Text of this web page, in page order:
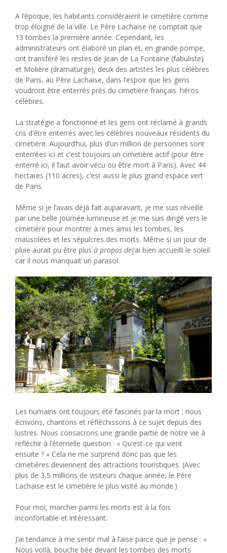
A l’époque, les habitants considéraient le cimetière comme
trop éloigné de la ville. Le Père Lachaise ne comptait que
13 tombes la première année. Cependant, les
administrateurs ont élaboré un plan et, en grande pompe,
ont transféré les restes de Jean de La Fontaine (fabuliste)
et Molière (dramaturge), deux des artistes les plus célèbres
de Paris, au Père Lachaise, dans l’espoir que les gens
voudront être enterrés près du cimetière français. héros
célèbres.
La stratégie a fonctionné et les gens ont réclamé à grands
cris d’être enterrés avec les célèbres nouveaux résidents du
cimetière. Aujourd’hui, plus d’un million de personnes sont
enterrées ici et c’est toujours un cimetière actif (pour être
enterré ici, il faut avoir vécu ou être mort à Paris). Avec 44
hectares (110 acres), c’est aussi le plus grand espace vert
de Paris.
Même si je l’avais déjà fait auparavant, je me suis réveillé
par une belle journée lumineuse et je me suis dirigé vers le
cimetière pour montrer à mes amis les tombes, les
mausolées et les sépulcres des morts. Même si un jour de
pluie aurait pu être plus à propos dej’ai bien accueilli le soleil
car il nous manquait un parasol.
Les humains ont toujours été fascinés par la mort ; nous
écrivons, chantons et réfléchissons à ce sujet depuis des
lustres. Nous consacrons une grande partie de notre vie à
réfléchir à l’éternelle question : « Qu’est-ce qui vient
ensuite ? » Cela ne me surprend donc pas que les
cimetières deviennent des attractions touristiques. (Avec
plus de 3,5 millions de visiteurs chaque année, le Père
Lachaise est le cimetière le plus visité au monde.)
Pour moi, marcher parmi les morts est à la fois
inconfortable et intéressant.
J’ai tendance à me sentir mal à l’aise parce que je pense : «
Nous voilà, bouche bée devant les tombes des morts